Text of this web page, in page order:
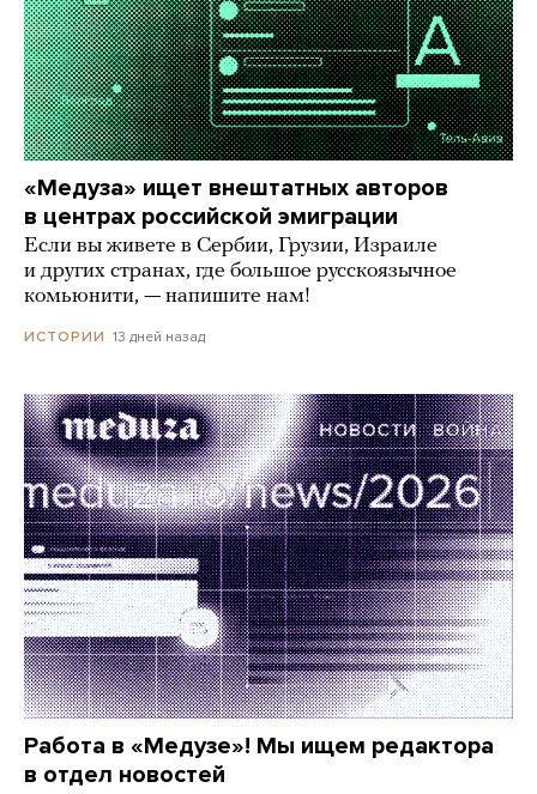
«Медуза» ищет внештатных авторов
в центрах российской эмиграции
Если вы живете в Сербии, Грузии, Израиле
и других странах, где большое русскоязычное
комьюнити, — напишите нам!
ИСТОРИИ 13 дней назад
Работа в «Медузе»! Мы ищем редактора
в отдел новостей